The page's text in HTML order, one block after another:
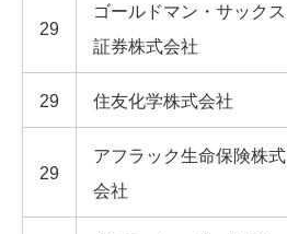
29
ゴールドマン・サックス
証券株式会社
29 住友化学株式会社
29
アフラック生命保険株式
会社